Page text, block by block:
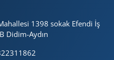
1398 sokak Efendi İş
Didim-Aydın